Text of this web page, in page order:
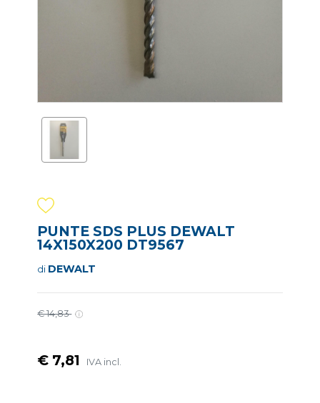
PUNTE SDS PLUS DEWALT
14X150X200 DT9567
di DEWALT
€ 14,83
€ 7,81 IVA incl.